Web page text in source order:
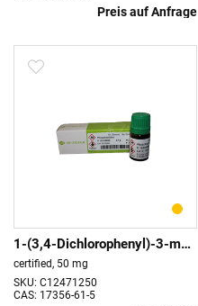
Preis auf Anfrage
1-(3,4-Dichlorophenyl)-3-methoxyurea
certified, 50 mg
SKU: C12471250
CAS: 17356-61-5